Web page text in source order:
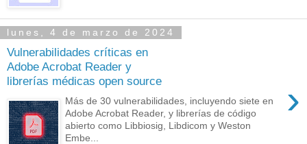
lunes, 4 de marzo de 2024
Vulnerabilidades críticas en
Adobe Acrobat Reader y
librerías médicas open source
›
Más de 30 vulnerabilidades, incluyendo siete en
Adobe Acrobat Reader, y librerías de código
abierto como Libbiosig, Libdicom y Weston
Embe...